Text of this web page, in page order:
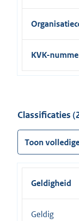
KVK-
Classificaties
Toon
Geldigheid
Geldig